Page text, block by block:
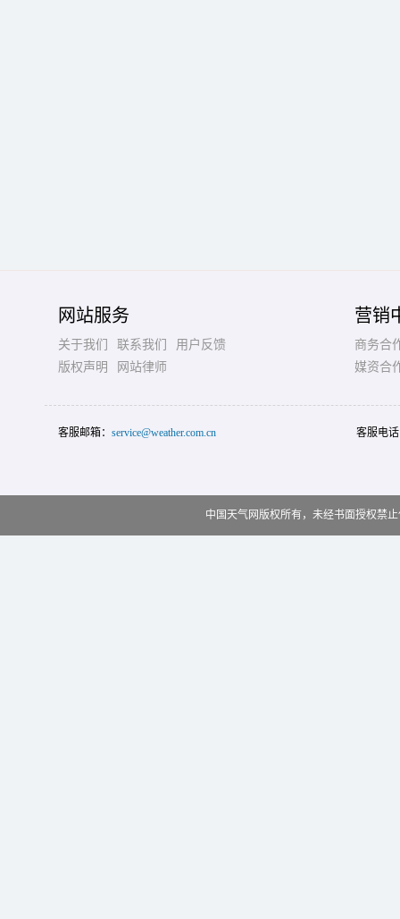
网站服务
关于我们 联系我们
用户反馈
版权声明
网站律师
营销
商务合
媒资合
客服邮箱： service@weather.com.cn 客服电
中国天气网版权所有，未经书面授权